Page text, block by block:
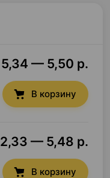
5,34 — 5,50 р.
В корзину
2,33 — 5,48 р.
В корзину